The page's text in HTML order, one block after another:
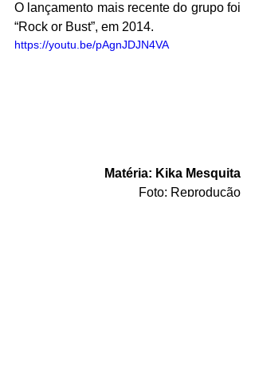
O lançamento mais recente do grupo foi
“Rock or Bust”, em 2014.
https://youtu.be/pAgnJDJN4VA
Matéria: Kika Mesquita
Foto: Reprodução